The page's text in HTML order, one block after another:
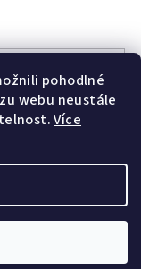
pohodlné
webu neustále
Více
ochrany osobních